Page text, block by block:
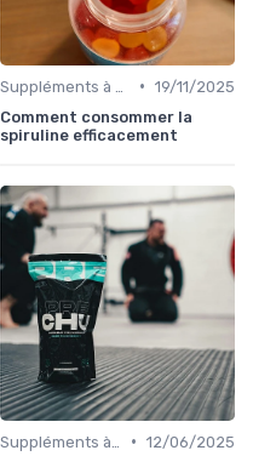
• 19/11/2025
Comment consommer la
spiruline efficacement
• 12/06/2025